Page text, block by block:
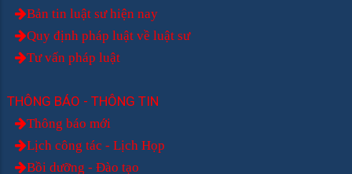
Bản tin luật sư hiện nay
Quy định pháp luật về luật sư
Tư vấn pháp luật
THÔNG BÁO - THÔNG TIN
Thông báo mới
Lịch công tác - Lịch Họp
Bồi dưỡng - Đào tạo